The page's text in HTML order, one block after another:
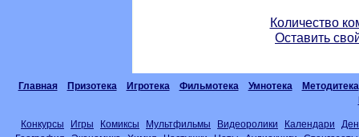
Количество
Оставить
Главная Призотека Игротека Фильмотека Умнотека
Методитека
Конкурсы Игры Комиксы Мультфильмы Видеоролики Календари